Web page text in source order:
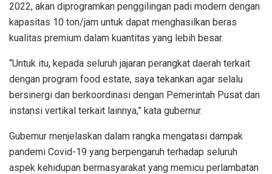
2022, akan diprogramkan penggilingan padi modern dengan
kapasitas 10 ton/jam untuk dapat menghasilkan beras
kualitas premium dalam kuantitas yang lebih besar.
“Untuk itu, kepada seluruh jajaran perangkat daerah terkait
dengan program food estate, saya tekankan agar selalu
bersinergi dan berkoordinasi dengan Pemerintah Pusat dan
instansi vertikal terkait lainnya,” kata gubernur.
Gubernur menjelaskan dalam rangka mengatasi dampak
pandemi Covid-19 yang berpengaruh terhadap seluruh
aspek kehidupan bermasyarakat yang memicu perlambatan